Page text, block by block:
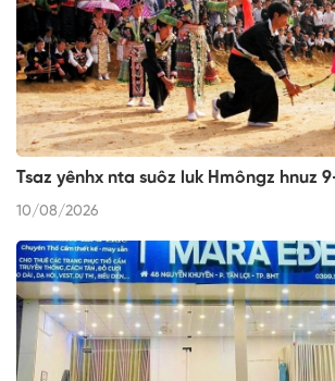
Tsaz yênhx nta suôz luk Hmôngz hnuz
10/08/2026